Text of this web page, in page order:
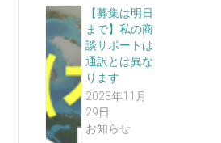
【募集は明日
まで】私の商
談サポートは
通訳とは異な
ります
2023年11月
29日
お知らせ